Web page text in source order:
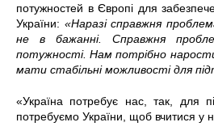
потужностей в Європі для
України: «Наразі справжня
не в бажанні. Справжня
потужності. Нам потрібно
мати стабільні можливості для
«Україна потребує нас, так, для
потребуємо України, щоб вчитися у